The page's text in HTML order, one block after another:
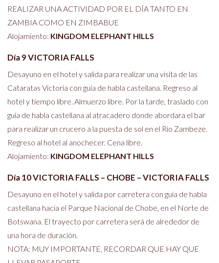
REALIZAR UNA ACTIVIDAD POR EL DÍA TANTO EN
ZAMBIA COMO EN ZIMBABUE
Alojamiento: KINGDOM ELEPHANT HILLS
Día 9 VICTORIA FALLS
Desayuno en el hotel y salida para realizar una visita de las
Cataratas Victoria con guía de habla castellana. Regreso al
hotel y tiempo libre. Almuerzo libre. Por la tarde, traslado con
guía de habla castellana al atracadero donde abordara el bar
para realizar un crucero a la puesta de sol en el Rio Zambeze.
Regreso al hotel al anochecer. Cena libre.
Alojamiento: KINGDOM ELEPHANT HILLS
Día 10 VICTORIA FALLS – CHOBE – VICTORIA FALLS
Desayuno en el hotel y salida por carretera con guía de habla
castellana hacia el Parque Nacional de Chobe, en el Norte de
Botswana. El trayecto por carretera será de alrededor de
una hora de duración.
NOTA: MUY IMPORTANTE, RECORDAR QUE HAY QUE